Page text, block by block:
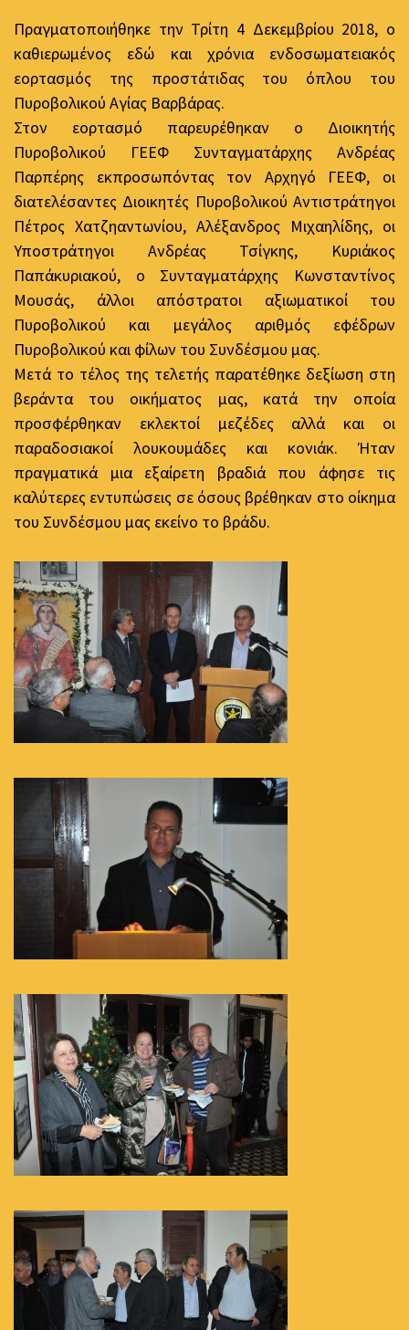
Πραγματοποιήθηκε την Τρίτη 4 Δεκεμβρίου 2018, ο
καθιερωμένος εδώ και χρόνια ενδοσωματειακός
εορτασμός της προστάτιδας του όπλου του
Πυροβολικού Αγίας Βαρβάρας.
Στον εορτασμό παρευρέθηκαν ο Διοικητής
Πυροβολικού ΓΕΕΦ Συνταγματάρχης Ανδρέας
Παρπέρης εκπροσωπόντας τον Αρχηγό ΓΕΕΦ, οι
διατελέσαντες Διοικητές Πυροβολικού Αντιστράτηγοι
Πέτρος Χατζηαντωνίου, Αλέξανδρος Μιχαηλίδης, οι
Υποστράτηγοι Ανδρέας Τσίγκης, Κυριάκος
Παπάκυριακού, ο Συνταγματάρχης Κωνσταντίνος
Μουσάς, άλλοι απόστρατοι αξιωματικοί του
Πυροβολικού και μεγάλος αριθμός εφέδρων
Πυροβολικού και φίλων του Συνδέσμου μας.
Μετά το τέλος της τελετής παρατέθηκε δεξίωση στη
βεράντα του οικήματος μας, κατά την οποία
προσφέρθηκαν εκλεκτοί μεζέδες αλλά και οι
παραδοσιακοί λουκουμάδες και κονιάκ. Ήταν
πραγματικά μια εξαίρετη βραδιά που άφησε τις
καλύτερες εντυπώσεις σε όσους βρέθηκαν στο οίκημα
του Συνδέσμου μας εκείνο το βράδυ.